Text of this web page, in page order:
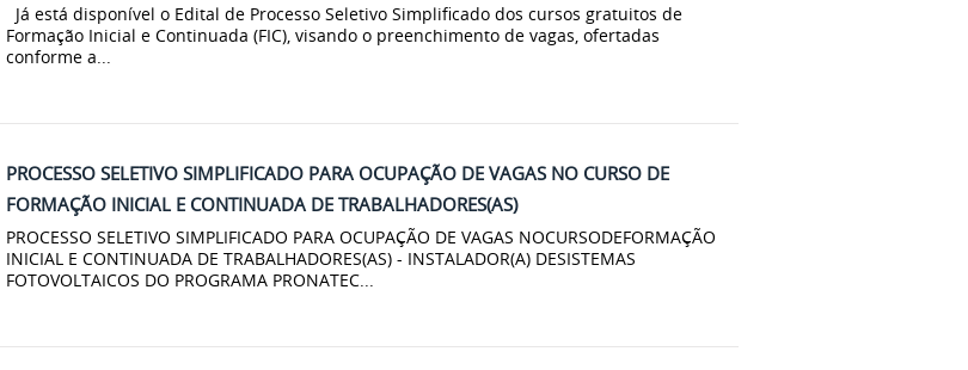
Já está disponível o Edital de Processo Seletivo Simplificado dos cursos gratuitos de
Formação Inicial e Continuada (FIC), visando o preenchimento de vagas, ofertadas
conforme a...
PROCESSO SELETIVO SIMPLIFICADO PARA OCUPAÇÃO DE VAGAS NO CURSO DE
FORMAÇÃO INICIAL E CONTINUADA DE TRABALHADORES(AS)
PROCESSO SELETIVO SIMPLIFICADO PARA OCUPAÇÃO DE VAGAS NOCURSODEFORMAÇÃO
INICIAL E CONTINUADA DE TRABALHADORES(AS) - INSTALADOR(A) DESISTEMAS
FOTOVOLTAICOS DO PROGRAMA PRONATEC...